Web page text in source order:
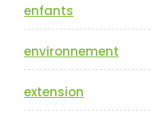
enfants
environnement
extension